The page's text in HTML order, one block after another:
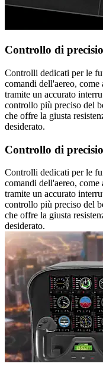
Controllo di
Controlli dedicati per le
comandi dell'aereo,
tramite un accurato
controllo più preciso del
che offre la giusta
desiderato.
Controllo di
Controlli dedicati per le
comandi dell'aereo,
tramite un accurato
controllo più preciso del
che offre la giusta
desiderato.